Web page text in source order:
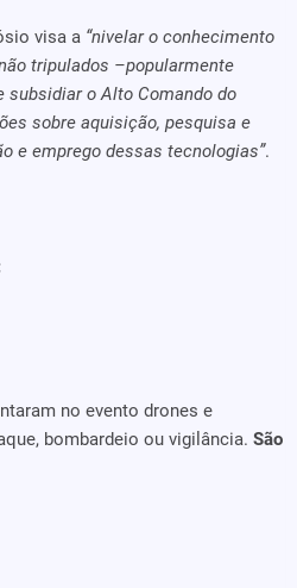
visa a “nivelar o conhecimento
tripulados –popularmente
o Alto Comando do
sobre aquisição, pesquisa e
e emprego dessas tecnologias”.
no evento drones e
bombardeio ou vigilância. São